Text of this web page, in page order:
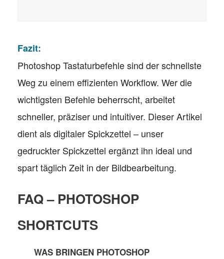
Fazit:
Photoshop Tastaturbefehle sind der schnellste
Weg zu einem effizienten Workflow. Wer die
wichtigsten Befehle beherrscht, arbeitet
schneller, präziser und intuitiver. Dieser Artikel
dient als digitaler Spickzettel – unser
gedruckter Spickzettel ergänzt ihn ideal und
spart täglich Zeit in der Bildbearbeitung.
FAQ – PHOTOSHOP
SHORTCUTS
WAS BRINGEN PHOTOSHOP